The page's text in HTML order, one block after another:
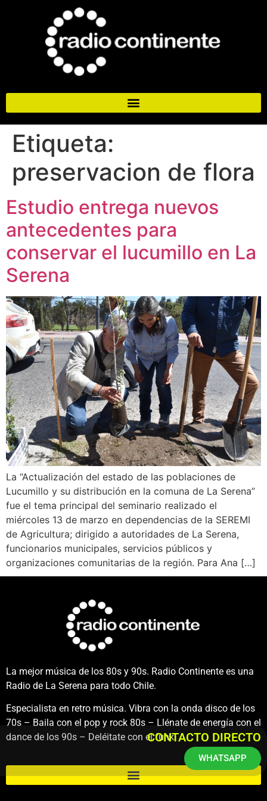
Etiqueta:
preservacion de flora
Estudio entrega nuevos
antecedentes para
conservar el lucumillo en La
Serena
La “Actualización del estado de las poblaciones de
Lucumillo y su distribución en la comuna de La Serena”
fue el tema principal del seminario realizado el
miércoles 13 de marzo en dependencias de la SEREMI
de Agricultura; dirigido a autoridades de La Serena,
funcionarios municipales, servicios públicos y
organizaciones comunitarias de la región. Para Ana […]
La mejor música de los 80s y 90s. Radio Continente es una
Radio de La Serena para todo Chile.
Especialista en retro música. Vibra con la onda disco de los
70s – Baila con el pop y rock 80s – Llénate de energía con el
dance de los 90s – Deléitate con el funk.CONTACTO DIRECTO
WHATSAPP